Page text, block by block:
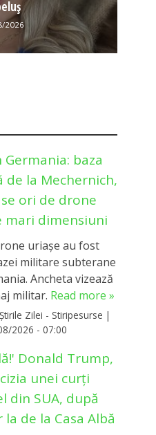
2026
baza
la Mechernich,
ori de drone
mari dimensiuni
uriașe au fost
militare subterane
Ancheta vizează
militar. Read more »
Zilei - Stiripesurse |
2026 - 07:00
Donald Trump,
unei curți
din SUA, după
de la Casa Albă